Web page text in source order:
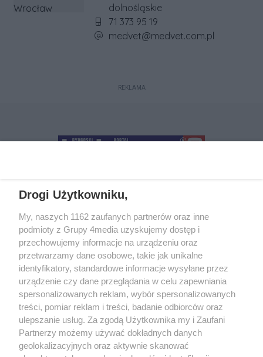
dolnośląskie
Numer telefonu firmy:
71 373 95 19
Adres e-mail firmy:
medvet@medvet.com.pl
REKLAMA
+48 52 5812666
O nas Reklama Regulamin
Kontakt
Wydarzenia
Ogłoszenia Katalog firm
Zapisz się do newslettera
Dołącz do grona ludzi najlepiej poinformowanych!
Zapisz się »
Drogi Użytkowniku,
My, naszych 1162 zaufanych partnerów oraz inne
podmioty z Grupy 4media uzyskujemy dostęp i
przechowujemy informacje na urządzeniu oraz
przetwarzamy dane osobowe, takie jak unikalne
identyfikatory, standardowe informacje wysyłane przez
urządzenie czy dane przeglądania w celu zapewniania
spersonalizowanych reklam, wybór spersonalizowanych
treści, pomiar reklam i treści, badanie odbiorców oraz
ulepszanie usług. Za zgodą Użytkownika my i Zaufani
Partnerzy możemy używać dokładnych danych
geolokalizacyjnych oraz aktywnie skanować